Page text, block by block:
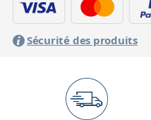
Sécurité des produits